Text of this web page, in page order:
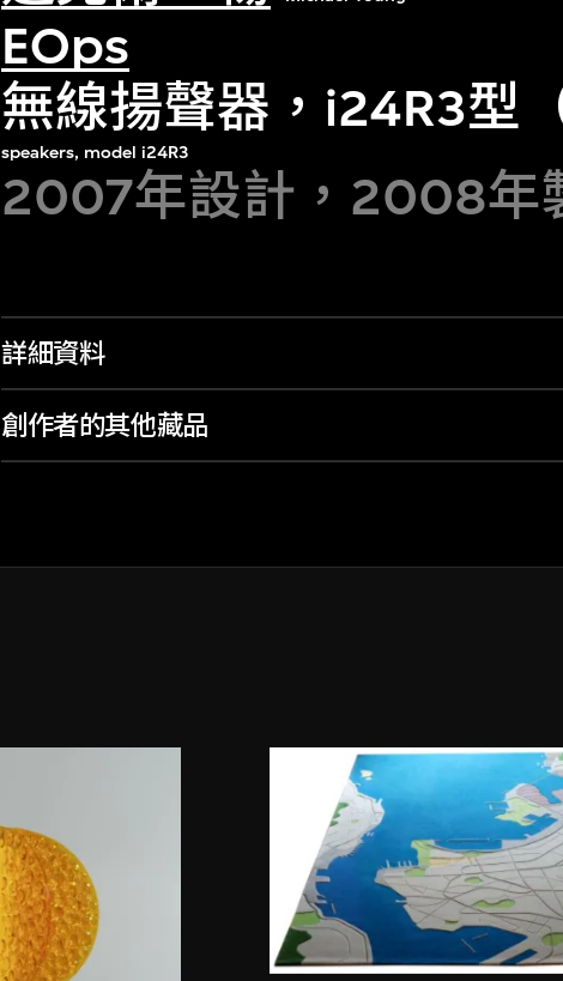
EOps
無線揚聲器，i24R3型
speakers, model i24R3
2007年設計，2008年
詳細資料
創作者的其他藏品